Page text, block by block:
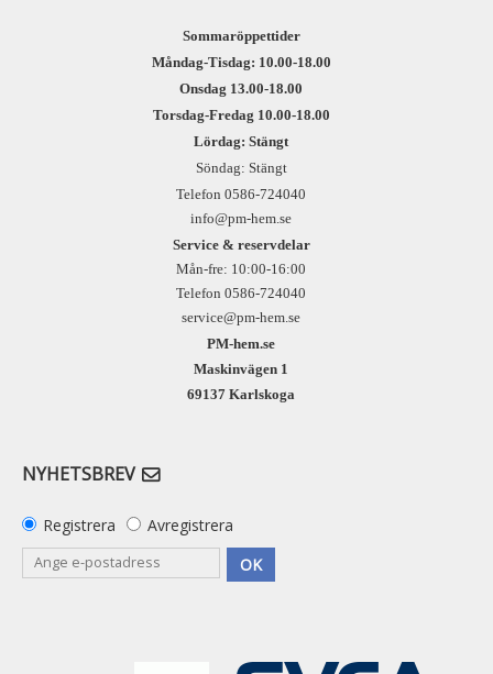
Sommaröppettider
Måndag-Tisdag: 10.00-18.00
Onsdag 13.00-18.00
Torsdag-Fredag 10.00-18.00
Lördag: Stängt
Söndag: Stängt
Telefon 0586-724040
info@pm-hem.se
Service & reservdelar
Mån-fre: 10:00-16:00
Telefon 0586-724040
service@pm-hem.se
PM-hem.se
Maskinvägen 1
69137 Karlskoga
NYHETSBREV
Registrera
Avregistrera
OK